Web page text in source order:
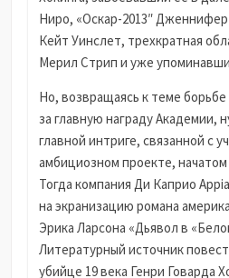
Ниро, «Оскар-2013″ Дженнифер
Кейт Уинслет, трехкратная
Мерил Стрип и уже
Но, возвращаясь к теме
за главную награду Академии,
главной интриге, связанной с
амбициозном проекте,
Тогда компания Ди Каприо
на экранизацию романа
Эрика Ларсона «Дьявол в
Литературный источник
убийце 19 века Генри Говарда